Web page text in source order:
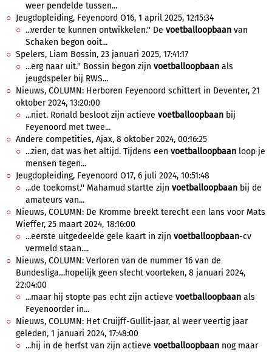
weer pendelde tussen...
Jeugdopleiding, Feyenoord O16, 1 april 2025, 12:15:34
...verder te kunnen ontwikkelen.'' De voetballoopbaan van
Schaken begon ooit...
Spelers, Liam Bossin, 23 januari 2025, 17:41:17
...erg naar uit.'' Bossin begon zijn voetballoopbaan als
jeugdspeler bij RWS...
Nieuws, COLUMN: Herboren Feyenoord schittert in Deventer, 21
oktober 2024, 13:20:00
...niet. Ronald besloot zijn actieve voetballoopbaan bij
Feyenoord met twee...
Andere competities, Ajax, 8 oktober 2024, 00:16:25
...zien, dat was het altijd. Tijdens een voetballoopbaan loop je
mensen tegen...
Jeugdopleiding, Feyenoord O17, 6 juli 2024, 10:51:48
...de toekomst.'' Mahamud startte zijn voetballoopbaan bij de
amateurs van...
Nieuws, COLUMN: De Kromme breekt terecht een lans voor Mats
Wieffer, 25 maart 2024, 18:16:00
...eerste uitgedeelde gele kaart in zijn voetballoopbaan-cv
vermeld staan....
Nieuws, COLUMN: Verloren van de nummer 16 van de
Bundesliga…hopelijk geen slecht voorteken, 8 januari 2024,
22:04:00
...maar hij stopte pas echt zijn actieve voetballoopbaan als
Feyenoorder in...
Nieuws, COLUMN: Het Cruijff-Gullit-jaar, al weer veertig jaar
geleden, 1 januari 2024, 17:48:00
...hij in de herfst van zijn actieve voetballoopbaan nog maar